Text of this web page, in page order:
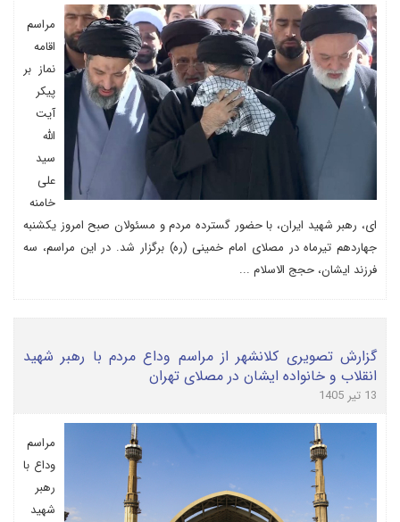
مراسم
اقامه
نماز بر
پیکر
آیت
الله
سید
علی
خامنه
ای، رهبر شهید ایران، با حضور گسترده مردم و مسئولان صبح امروز یکشنبه
جهاردهم تیرماه در مصلای امام خمینی (ره) برگزار شد. در این مراسم، سه
فرزند ایشان، حجج الاسلام ...
گزارش تصویری کلانشهر از مراسم وداع مردم با رهبر شهید
انقلاب و خانواده ایشان در مصلای تهران
13 تیر 1405
مراسم
وداع با
رهبر
شهید